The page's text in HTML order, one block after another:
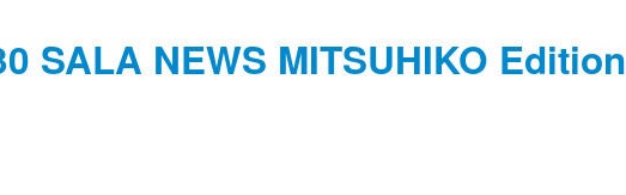
SALA NEWS MITSUHIKO Edition